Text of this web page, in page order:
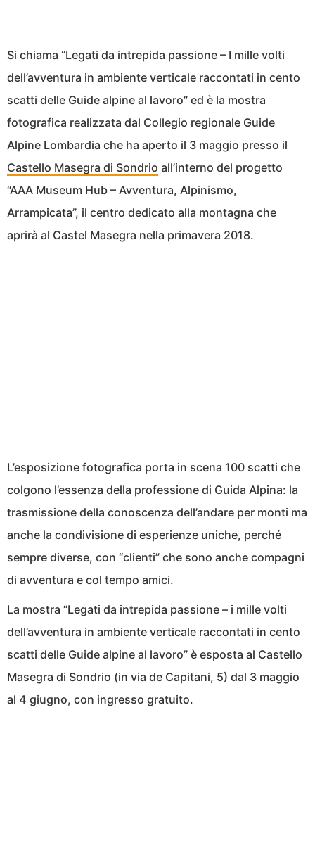
Si chiama “Legati da intrepida passione – I mille volti
dell’avventura in ambiente verticale raccontati in cento
scatti delle Guide alpine al lavoro” ed è la mostra
fotografica realizzata dal Collegio regionale Guide
Alpine Lombardia che ha aperto il 3 maggio presso il
Castello Masegra di Sondrio all’interno del progetto
“AAA Museum Hub – Avventura, Alpinismo,
Arrampicata”, il centro dedicato alla montagna che
aprirà al Castel Masegra nella primavera 2018.
L’esposizione fotografica porta in scena 100 scatti che
colgono l’essenza della professione di Guida Alpina: la
trasmissione della conoscenza dell’andare per monti ma
anche la condivisione di esperienze uniche, perché
sempre diverse, con “clienti” che sono anche compagni
di avventura e col tempo amici.
La mostra “Legati da intrepida passione – i mille volti
dell’avventura in ambiente verticale raccontati in cento
scatti delle Guide alpine al lavoro” è esposta al Castello
Masegra di Sondrio (in via de Capitani, 5) dal 3 maggio
al 4 giugno, con ingresso gratuito.